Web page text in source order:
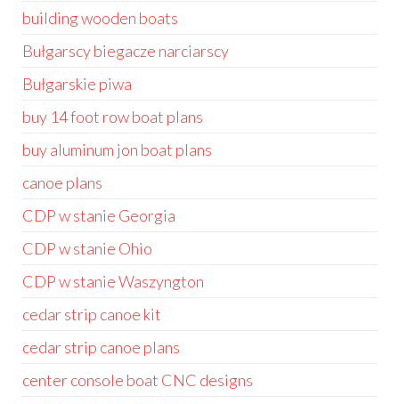
building wooden boats
Bułgarscy biegacze narciarscy
Bułgarskie piwa
buy 14 foot row boat plans
buy aluminum jon boat plans
canoe plans
CDP w stanie Georgia
CDP w stanie Ohio
CDP w stanie Waszyngton
cedar strip canoe kit
cedar strip canoe plans
center console boat CNC designs